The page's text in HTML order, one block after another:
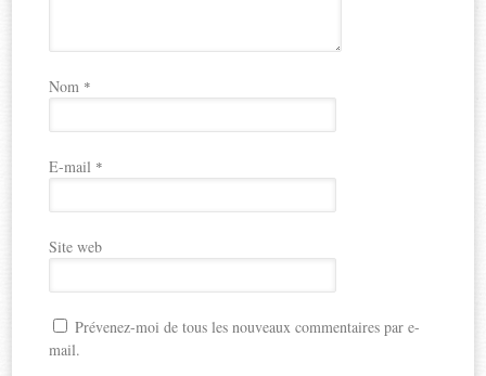
Nom *
E-mail *
Site web
Prévenez-moi de tous les nouveaux commentaires par e-
mail.